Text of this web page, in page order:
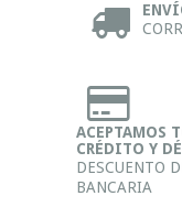
ACEPTAMOS
CRÉDITO Y
DESCUENTO
BANCARIA